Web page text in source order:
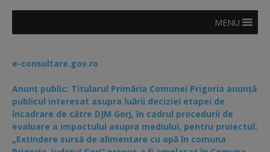
MENU
e-consultare.gov.ro
Anunț public: Titularul Primăria Comunei Prigoria anunță
publicul interesat asupra luării deciziei etapei de
încadrare de către DJM Gorj, în cadrul procedurii de
evaluare a impactului asupra mediului, pentru proiectul:
„Extindere sursă de alimentare cu apă în comuna